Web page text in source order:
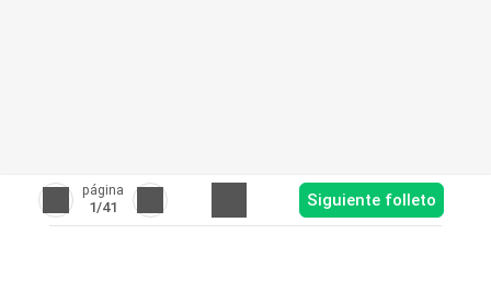
página
1/41 Siguiente folleto